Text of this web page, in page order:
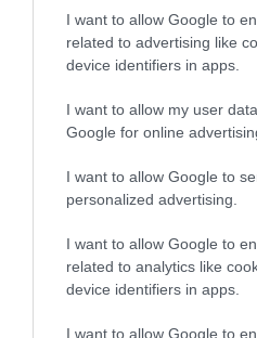
I want to allow Google to
related to advertising like
device identifiers in apps.
I want to allow my user
Google for online
I want to allow Google to
personalized advertising.
I want to allow Google to
related to analytics like
device identifiers in apps.
I want to allow Google to
Ποια είναι τα οφέλη
matcha;
Το Matcha μπορεί να
σειρά από
υγεία. Για αρχή, το
επίπεδα L-Theanine,
εξισορροπεί την
του τσαγιού (η οποία
περίπου τη μισή